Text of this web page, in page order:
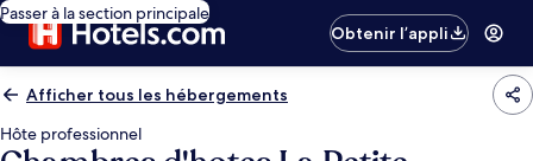
Passer à la section principale
Obtenir l’appli
Afficher tous les hébergements
Hôte professionnel